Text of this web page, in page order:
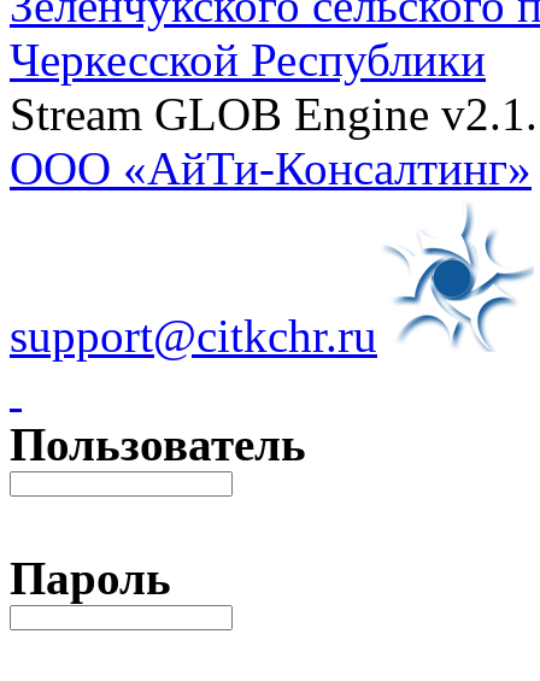
Черкесской Республики
Stream GLOB Engine v2.1.
ООО «АйТи-Консалтинг»
support@citkchr.ru
Пользователь
Пароль